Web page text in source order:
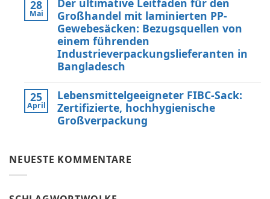
and
36/4
Configurations
zu
24/3
CB
Grade
Jute
Yarn:
Premium
Quality
for
Packaging
and
Industrial
Applications
28
Mai
Der ultimative Leitfaden für den
Großhandel mit laminierten PP-
Gewebesäcken: Bezugsquellen von
einem führenden
Industrieverpackungslieferanten in
Bangladesch
Kommentare
zu
The
Ultimate
Guide
Woven
Bags
25
April
Lebensmittelgeeigneter FIBC-Sack:
Zertifizierte, hochhygienische
Großverpackung
Food
NEUESTE KOMMENTARE